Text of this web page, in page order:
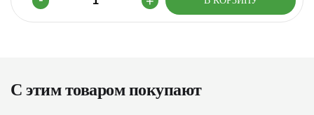
С этим товаром покупают